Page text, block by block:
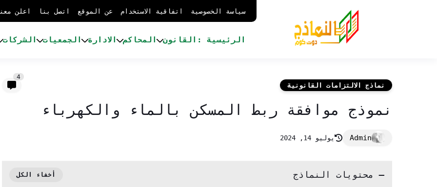
سياسة الخصوصية اتفاقية الاستخدام عن الموقع اتصل بنا اعلن
الرئيسية : القانون المحاكم الادارة الجمعيات الشركات
نماذج الالتزامات القانونية
4
نموذج موافقة ربط المسكن بالماء والكهرباء
يوليو 14, 2024
محتويات النماذج